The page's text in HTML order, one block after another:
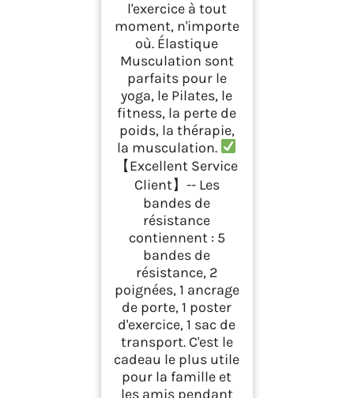
l'exercice à tout
moment, n'importe
où. Élastique
Musculation sont
parfaits pour le
yoga, le Pilates, le
fitness, la perte de
poids, la thérapie,
la musculation.
【Excellent Service
Client】-- Les
bandes de
résistance
contiennent : 5
bandes de
résistance, 2
poignées, 1 ancrage
de porte, 1 poster
d'exercice, 1 sac de
transport. C'est le
cadeau le plus utile
pour la famille et
les amis pendant